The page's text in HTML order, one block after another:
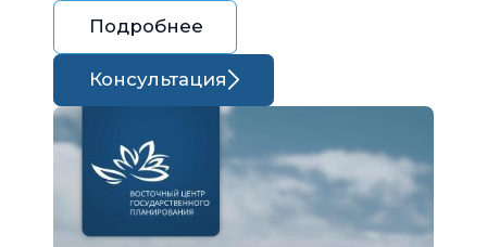
Подробнее
Консультация